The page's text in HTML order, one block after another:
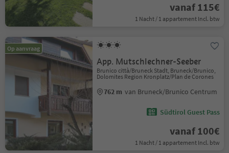
vanaf 115€
1 Nacht / 1 appartement Incl. btw
Op aanvraag
App. Mutschlechner-Seeber
Brunico città/Bruneck Stadt, Bruneck/Brunico,
Dolomites Region Kronplatz/Plan de Corones
762 m van Bruneck/Brunico Centrum
Südtirol Guest Pass
vanaf 100€
1 Nacht / 1 appartement Incl. btw